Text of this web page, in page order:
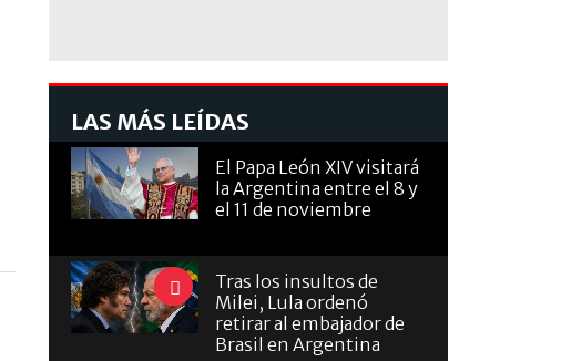
LAS MÁS LEÍDAS
El Papa León XIV visitará
la Argentina entre el 8 y
el 11 de noviembre
Tras los insultos de
Milei, Lula ordenó
retirar al embajador de
Brasil en Argentina